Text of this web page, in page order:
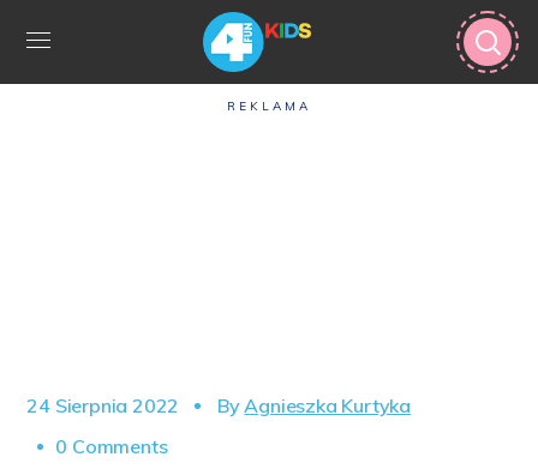
REKLAMA
24 Sierpnia 2022 ByAgnieszka Kurtyka
0 Comments